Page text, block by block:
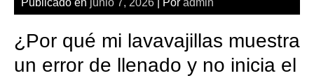
Publicado en junio 7, 2026 | Por admin
¿Por qué mi lavavajillas muestra
un error de llenado y no inicia el